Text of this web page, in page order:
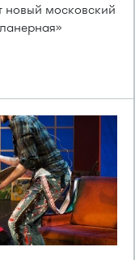
новый московский